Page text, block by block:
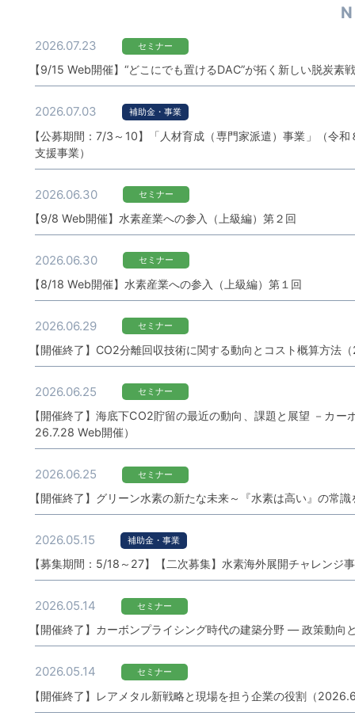
2026.07.23 セミナー
【9/15 Web開催】“どこにでも置けるDAC”が拓く新しい脱炭素
2026.07.03 補助金・事業
【公募期間：7/3～10】「人材育成（専門家派遣）事業」（令
支援事業）
2026.06.30 セミナー
【9/8 Web開催】水素産業への参入（上級編）第２回
2026.06.30 セミナー
【8/18 Web開催】水素産業への参入（上級編）第１回
2026.06.29 セミナー
【開催終了】CO2分離回収技術に関する動向とコスト概算方法
2026.06.25 セミナー
【開催終了】海底下CO2貯留の最近の動向、課題と展望 －カ
26.7.28 Web開催）
2026.06.25 セミナー
【開催終了】グリーン水素の新たな未来～『水素は高い』の常
2026.05.15 補助金・事業
【募集期間：5/18～27】【二次募集】水素海外展開チャレンジ
2026.05.14 セミナー
【開催終了】カーボンプライシング時代の建築分野 ― 政策動
2026.05.14 セミナー
【開催終了】レアメタル新戦略と現場を担う企業の役割（